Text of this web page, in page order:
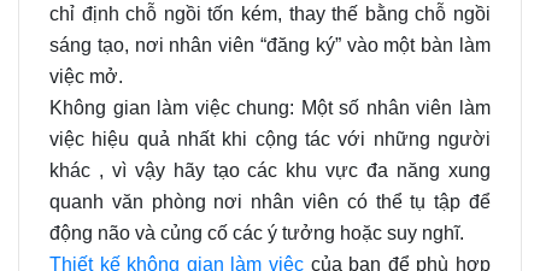
chỉ định chỗ ngồi tốn kém, thay thế bằng chỗ ngồi
sáng tạo, nơi nhân viên “đăng ký” vào một bàn làm
việc mở.
Không gian làm việc chung: Một số nhân viên làm
việc hiệu quả nhất khi cộng tác với những người
khác , vì vậy hãy tạo các khu vực đa năng xung
quanh văn phòng nơi nhân viên có thể tụ tập để
động não và củng cố các ý tưởng hoặc suy nghĩ.
Thiết kế không gian làm việc của bạn để phù hợp